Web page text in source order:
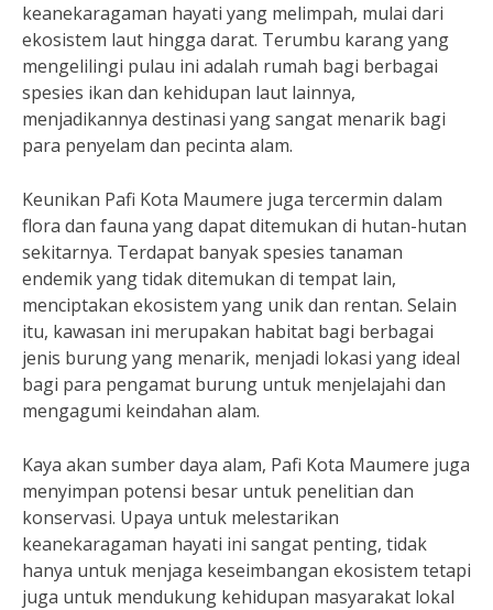
keanekaragaman hayati yang melimpah, mulai dari
ekosistem laut hingga darat. Terumbu karang yang
mengelilingi pulau ini adalah rumah bagi berbagai
spesies ikan dan kehidupan laut lainnya,
menjadikannya destinasi yang sangat menarik bagi
para penyelam dan pecinta alam.
Keunikan Pafi Kota Maumere juga tercermin dalam
flora dan fauna yang dapat ditemukan di hutan-hutan
sekitarnya. Terdapat banyak spesies tanaman
endemik yang tidak ditemukan di tempat lain,
menciptakan ekosistem yang unik dan rentan. Selain
itu, kawasan ini merupakan habitat bagi berbagai
jenis burung yang menarik, menjadi lokasi yang ideal
bagi para pengamat burung untuk menjelajahi dan
mengagumi keindahan alam.
Kaya akan sumber daya alam, Pafi Kota Maumere juga
menyimpan potensi besar untuk penelitian dan
konservasi. Upaya untuk melestarikan
keanekaragaman hayati ini sangat penting, tidak
hanya untuk menjaga keseimbangan ekosistem tetapi
juga untuk mendukung kehidupan masyarakat lokal